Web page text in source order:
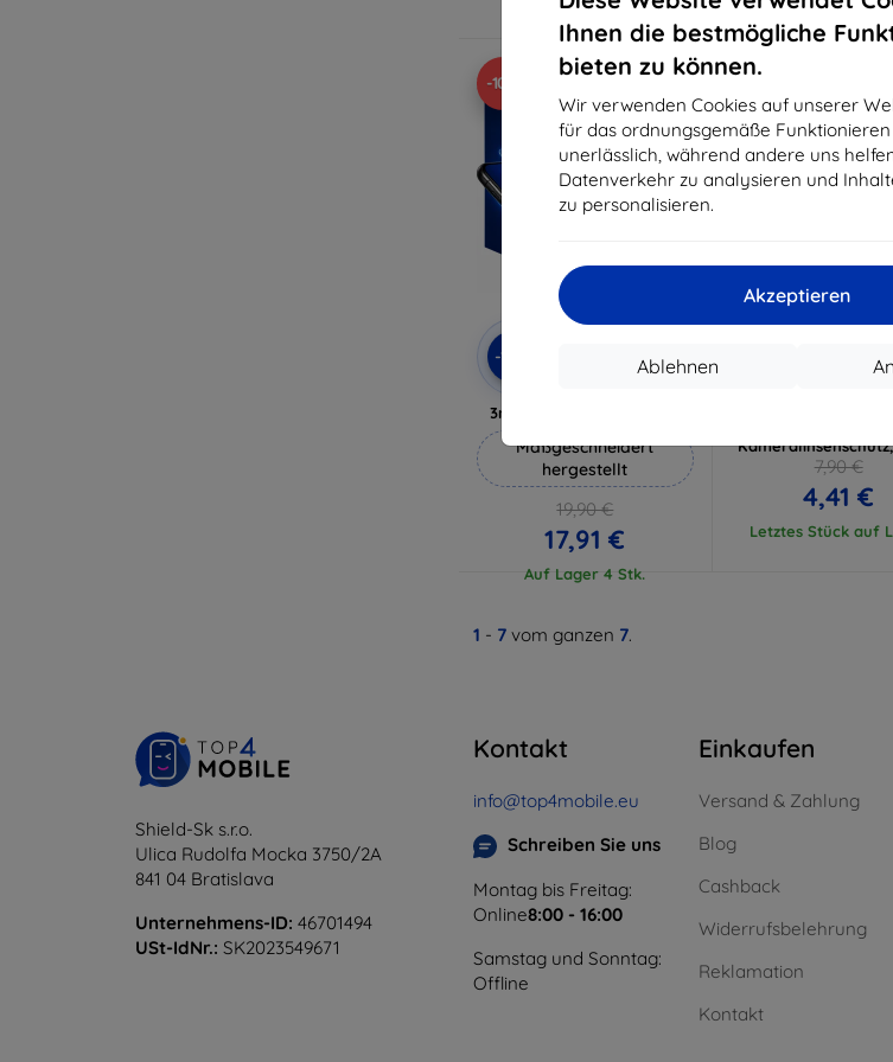
Ihnen die bestmögliche
bieten zu können.
Wir verwenden Cookies auf unserer
für das ordnungsgemäße
unerlässlich, während andere uns
Datenverkehr zu analysieren und
zu personalisieren.
Akzeptieren
Ablehnen
Auf Lager 3 Stk. Auf Lager > 5
-10%
-10% EXTRA10
3mk Hammer Schutzfolie
Maßgeschneidert
hergestellt
19,90 €
17,91 €
Auf Lager 4 Stk.
Gutschein
7,90 €
4,41 €
Letztes Stück auf
1 - 7 vom ganzen 7.
Shield-Sk s.r.o.
Ulica Rudolfa Mocka 3750/2A
841 04 Bratislava
Unternehmens-ID: 46701494
USt-IdNr.: SK2023549671
Kontakt
info@top4mobile.eu
Schreiben Sie uns
Montag bis Freitag:
Online8:00 - 16:00
Samstag und Sonntag:
Offline
Einkaufen
Versand & Zahlung
Blog
Cashback
Widerrufsbelehrung
Reklamation
Kontakt